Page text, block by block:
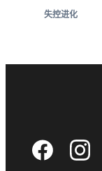
失控进化